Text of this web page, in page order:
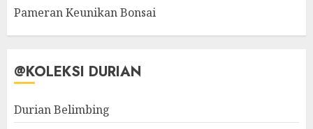
Pameran Keunikan Bonsai
@KOLEKSI DURIAN
Durian Belimbing